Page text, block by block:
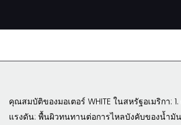
คุณสมบัติของมอเตอร์ WHITE ในสหรัฐอเมริกา:
แรงดัน: พื้นผิวทนทานต่อการไหลบังคับของน้ำมั